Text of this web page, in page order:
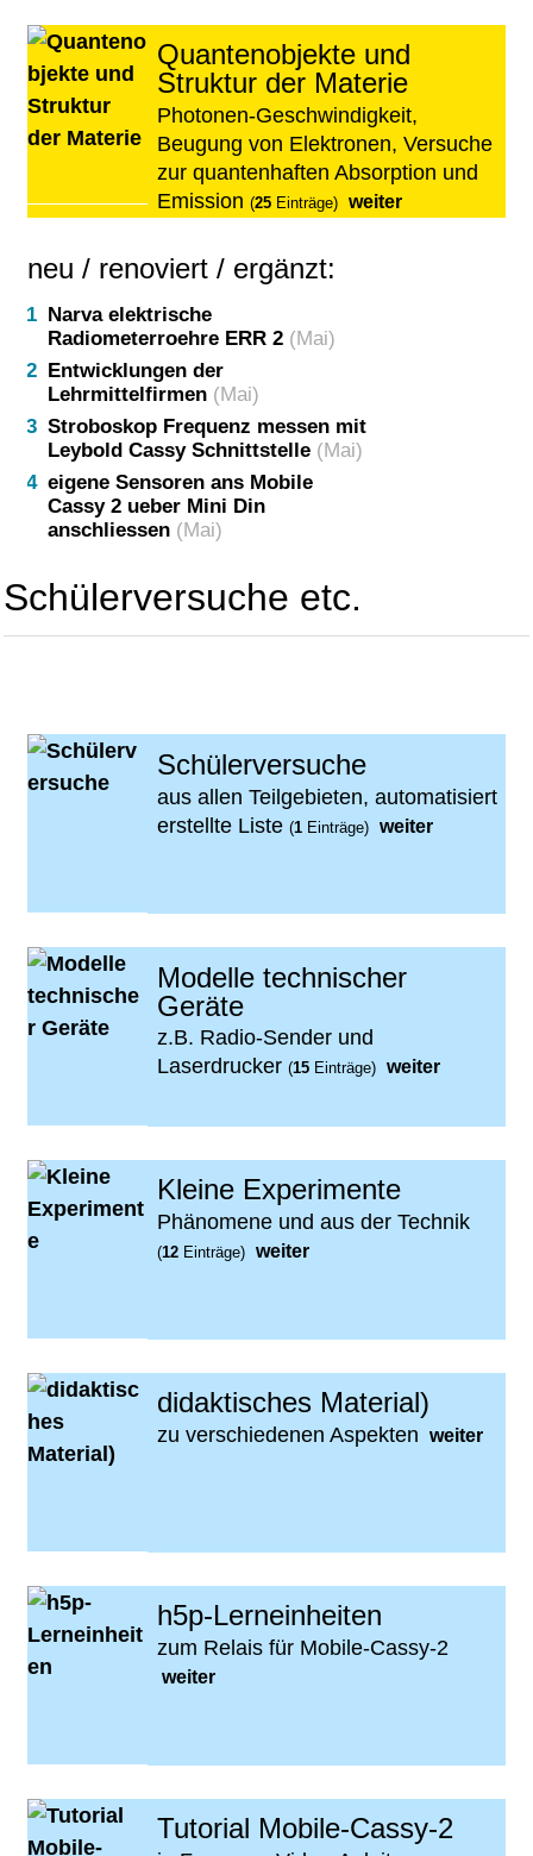
Quantenobjekte und
Struktur der Materie
Photonen-Geschwindigkeit,
Beugung von Elektronen, Versuche
zur quantenhaften Absorption und
Emission (25Einträge) weiter
neu / renoviert / ergänzt:
Narva elektrische
Radiometerroehre ERR 2 (Mai)
Entwicklungen der
Lehrmittelfirmen (Mai)
Stroboskop Frequenz messen mit
Leybold Cassy Schnittstelle (Mai)
eigene Sensoren ans Mobile
Cassy 2 ueber Mini Din
anschliessen (Mai)
(Mai)
Phywe Hochspannungsgeraet 7kV
Nr 11729 und statisches Voltmeter
Lehrmittelfirmen
(Mai)
Schülerversuche etc.
Schülerversuche
aus allen Teilgebieten, automatisiert
erstellte Liste (1Einträge) weiter
Modelle technischer
Geräte
z.B. Radio-Sender und
Laserdrucker (15Einträge) weiter
Kleine Experimente
Phänomene und aus der Technik
(12Einträge) weiter
didaktisches Material)
zu verschiedenen Aspekten weiter
h5p-Lerneinheiten
zum Relais für Mobile-Cassy-2
weiter
Tutorial Mobile-Cassy-2